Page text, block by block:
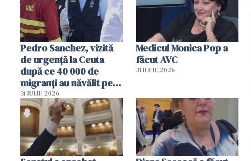
Pedro Sanchez, vizită
de urgență la Ceuta
după ce 40 000 de
migranți au năvălit pe
teritoriul spaniol: „Vom
mobiliza toate
resursele"
31 IULIE 2026
Medicul Monica Pop a
făcut AVC
31 IULIE 2026